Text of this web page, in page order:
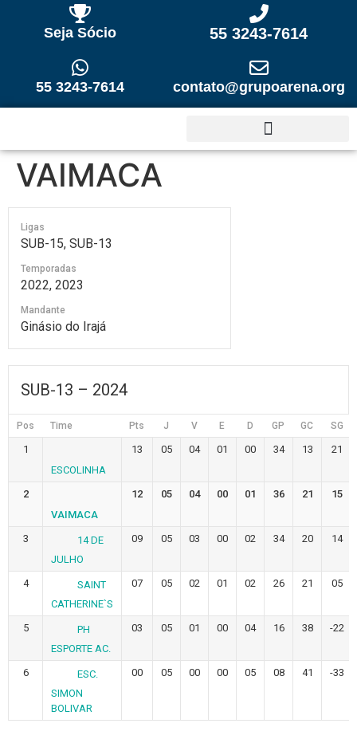
Seja Sócio 55 3243-7614
55 3243-7614 contato@grupoarena.org
VAIMACA
Ligas
SUB-15, SUB-13
Temporadas
2022, 2023
Mandante
Ginásio do Irajá
SUB-13 – 2024
Pos Time Pts J V E D GP GC SG
1
ESCOLINHA
13 05 04 01 00 34 13 21
2
VAIMACA
12 05 04 00 01 36 21 15
3
14 DE
JULHO
09 05 03 00 02 34 20 14
4
SAINT
CATHERINE`S
07 05 02 01 02 26 21 05
5
PH
ESPORTE AC.
03 05 01 00 04 16 38 -22
6
ESC.
SIMON
BOLIVAR
00 05 00 00 05 08 41 -33